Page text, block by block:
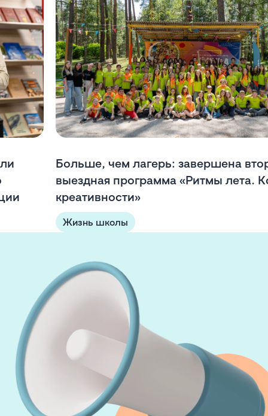
Больше, чем лагерь: завершена
выездная программа «Ритмы лета.
креативности»
Жизнь школы